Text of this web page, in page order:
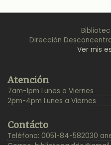
Dirección
Ver mis
Atención
7am-1pm Lunes a Viernes
2pm-4pm Lunes a Viernes
Contácto
Teléfono: 0051-84-582030